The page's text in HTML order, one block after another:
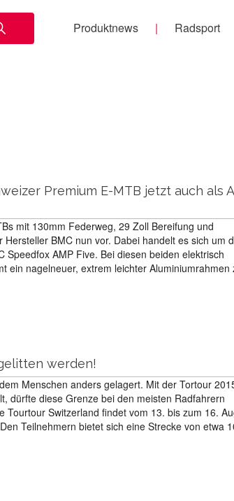
Produktnews Radsport
Premium E-MTB jetzt auch als
mit 130mm Federweg, 29 Zoll Bereifung und
BMC nun vor. Dabei handelt es sich um
Speedfox AMP Five. Bei diesen beiden elektrisch
ein nagelneuer, extrem leichter Aluminiumrahmen
werden!
Menschen anders gelagert. Mit der Tortour
dürfte diese Grenze bei den meisten Radfahrern
Tourtour Switzerland findet vom 13. bis zum 16.
Teilnehmern bietet sich eine Strecke von etwa